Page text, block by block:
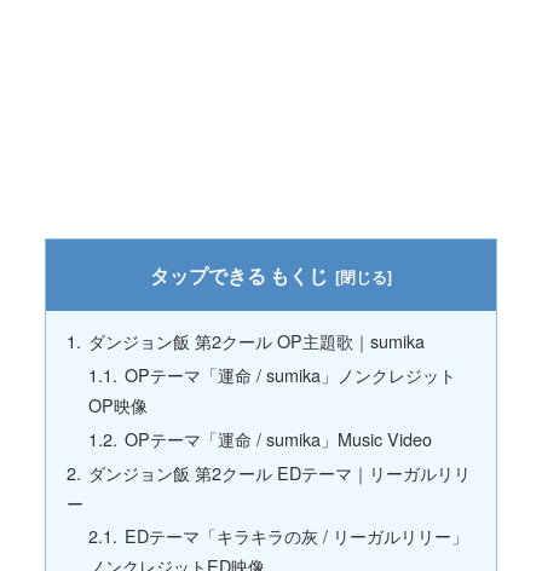
もくじ
ダンジョン飯 第2クール OP主題歌｜sumika
OPテーマ「運命 / sumika」ノンクレジット
OP映像
OPテーマ「運命 / sumika」Music Video
ダンジョン飯 第2クール EDテーマ｜リーガルリリ
ー
EDテーマ「キラキラの灰 / リーガルリリー」